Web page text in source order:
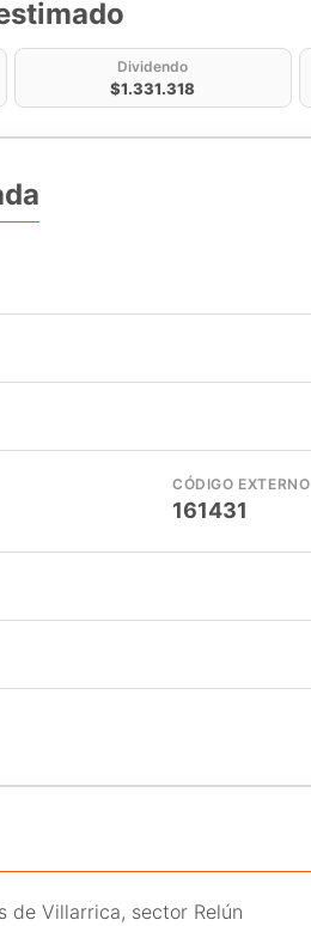
Dividendo
$1.331.318
CÓDIGO EXTERNO
161431
de Villarrica, sector Relún